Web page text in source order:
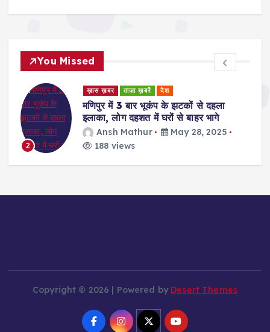
You Missed
2
ख़ास ख़बर ताज़ा ख़बरें देश
मणिपुर में 3 बार भूकंप के झटकों से दहला
इलाका, लोग दहशत में घरों से बाहर भागे
Ansh Mathur
May 28, 2025
188 views
Copyright © 2026 | Powered by Desert Themes